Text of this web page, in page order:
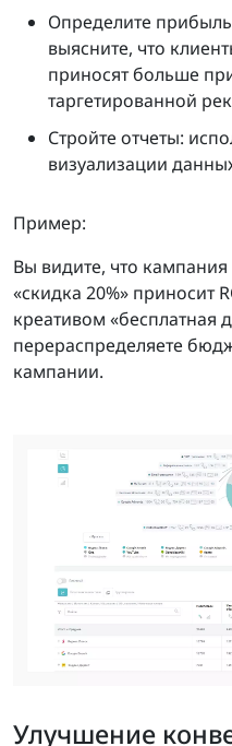
Определите
выясните, что
приносят больше
таргетированной
Стройте отчеты:
визуализации
Пример:
Вы видите, что
«скидка 20%» приносит
креативом «бесплатная
перераспределяете
кампании.
Улучшение